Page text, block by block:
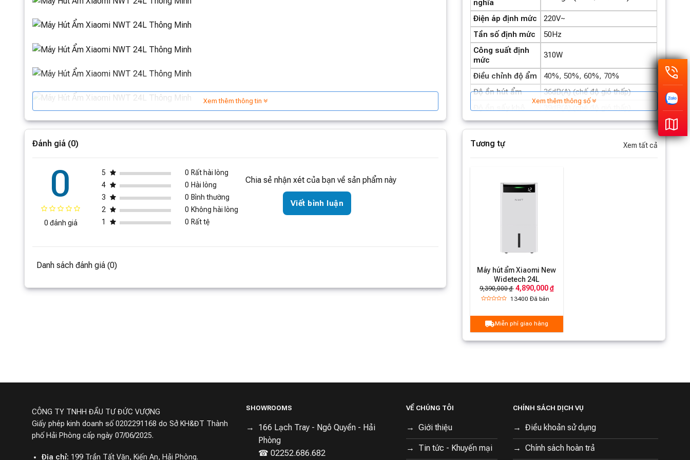
Xem thêm thông tin
nghĩa
Điện áp định mức
220V~
Tần số định mức
50Hz
Công suất định
mức
310W
Điều chỉnh độ ẩm
40%, 50%, 60%, 70%
Độ ồn hút ẩm
36dB(A) (chế độ gió thấp)
39dB(A) (chế độ gió thấp)
Dung tích bình
5L
Thời gian hẹn giờ
Kích thước sản
phẩm (mm)
Trọng lượng tịnh
Trọng lượng tổng
Phụ kiện đi kèm
dẫn
Quà tặng kèm
theo
Lưới lọc tổng hợp x1, túi chống
bụi x1
Xem thêm thông số
Đánh giá (0)
0
0 đánh giá
5 0 Rất hài lòng
4
0 Hài lòng
3
0 Bình thường
2
0 Không hài lòng
1
0 Rất tệ
Chia sẻ nhận xét của bạn về sản phẩm này
Viết bình luận
Danh sách đánh giá (0)
Tương tự Xem tất cả
Máy hút ẩm Xiaomi New
Widetech 24L
9,390,000 ₫ 4,890,000 ₫
13400 Đã bán
Miễn phí giao hàng
CÔNG TY TNHH ĐẦU TƯ ĐỨC VƯỢNG
Giấy phép kinh doanh số 0202291168 do Sở KH&ĐT Thành
phố Hải Phòng cấp ngày 07/06/2025.
Địa chỉ: 199 Trần Tất Văn, Kiến An, Hải Phòng.
SHOWROOMS
166 Lạch Tray - Ngô Quyền - Hải
Phòng
☎ 02252.686.682
VỀ CHÚNG TÔI
Giới thiệu
Tin tức - Khuyến mại
CHÍNH SÁCH DỊCH VỤ
Điều khoản sử dụng
Chính sách hoàn trả